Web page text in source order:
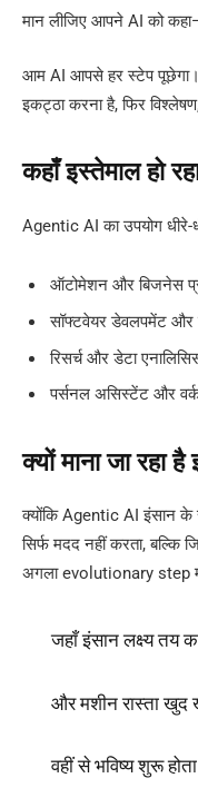
मान लीजिए आपने AI को
आम AI आपसे हर स्टेप
इकट्ठा करना है, फिर
कहाँ इस्तेमाल हो
Agentic AI का उपयोग धीरे-
ऑटोमेशन और बिजनेस
सॉफ्टवेयर डेवलपमेंट और
रिसर्च और डेटा
पर्सनल असिस्टेंट और
क्यों माना जा रहा
क्योंकि Agentic AI इंसान के
सिर्फ मदद नहीं करता, बल्कि
अगला evolutionary step
जहाँ इंसान लक्ष्य तय
और मशीन रास्ता
वहीं से भविष्य शुरू